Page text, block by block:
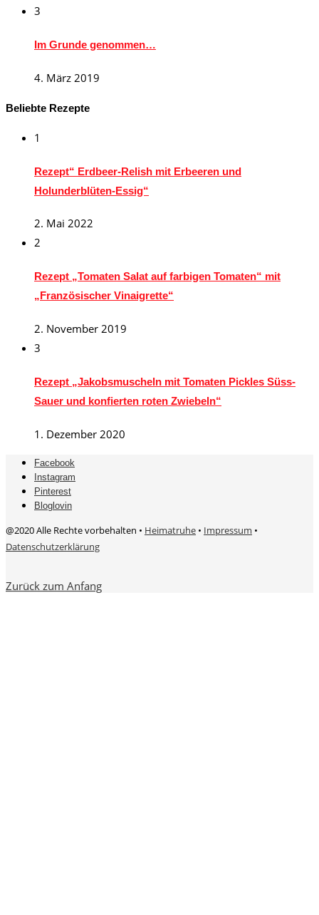
3
Im Grunde genommen…
4. März 2019
Beliebte Rezepte
1
Rezept“ Erdbeer-Relish mit Erbeeren und
Holunderblüten-Essig“
2. Mai 2022
2
Rezept „Tomaten Salat auf farbigen Tomaten“ mit
„Französischer Vinaigrette“
2. November 2019
3
Rezept „Jakobsmuscheln mit Tomaten Pickles Süss-
Sauer und konfierten roten Zwiebeln“
1. Dezember 2020
Facebook
Instagram
Pinterest
Bloglovin
@2020 Alle Rechte vorbehalten • Heimatruhe • Impressum •
Datenschutzerklärung
Zurück zum Anfang